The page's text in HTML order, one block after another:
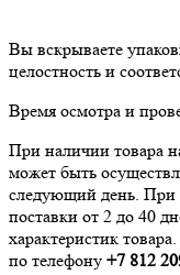
Вы вскрываете
целостность и
Время осмотра и
При наличии товара
может быть
следующий день. При
поставки от 2 до 40
характеристик
по телефону +7 812